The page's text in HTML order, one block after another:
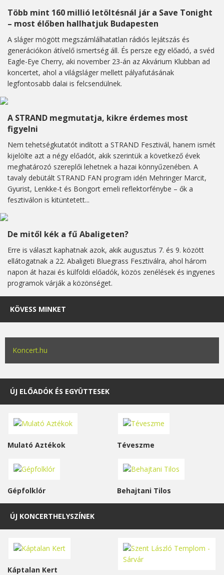
Több mint 160 millió letöltésnál jár a Save Tonight
– most élőben hallhatjuk Budapesten
A sláger mögött megszámlálhatatlan rádiós lejátszás és
generációkon átívelő ismertség áll. És persze egy előadó, a svéd
Eagle-Eye Cherry, aki november 23-án az Akvárium Klubban ad
koncertet, ahol a világsláger mellett pályafutásának
legfontosabb dalai is felcsendülnek.
A STRAND megmutatja, kikre érdemes most
figyelni
Nem tehetségkutatót indított a STRAND Fesztivál, hanem ismét
kijelölte azt a négy előadót, akik szerintük a következő évek
meghatározó szereplői lehetnek a hazai könnyűzenében. A
tavaly debütált STRAND FAN program idén Mehringer Marcit,
Gyurist, Lenkke-t és Bongort emeli reflektorfénybe – ők a
fesztiválon is kitüntetett...
De mitől kék a fű Abaligeten?
Erre is választ kaphatnak azok, akik augusztus 7. és 9. között
ellátogatnak a 22. Abaligeti Bluegrass Fesztiválra, ahol három
napon át hazai és külföldi előadók, közös zenélések és ingyenes
programok várják a közönséget.
KÖVESS MINKET
Koncert.hu
ÚJ ELŐADÓK ÉS EGYÜTTESEK
Mulató Aztékok Téveszme
Gépfolklór Behajtani Tilos
ÚJ KONCERTHELYSZÍNEK
Káptalan Kert